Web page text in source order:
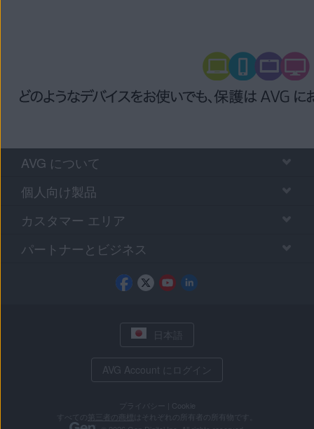
AVG について
個人向け製品
カスタマー エリア
パートナーとビジネス
日本語
AVG Account にログイン
プライバシー
Cookie
第三者の商標
はそれぞれの所有者の所有物です。